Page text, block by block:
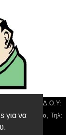
για να
043750542, Δ.Ο.Υ:
42132 Τρίκαλα, Τηλ: